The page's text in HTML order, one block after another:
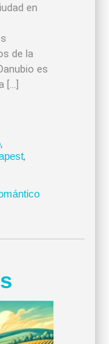
en
de la
es
[…]
,
,